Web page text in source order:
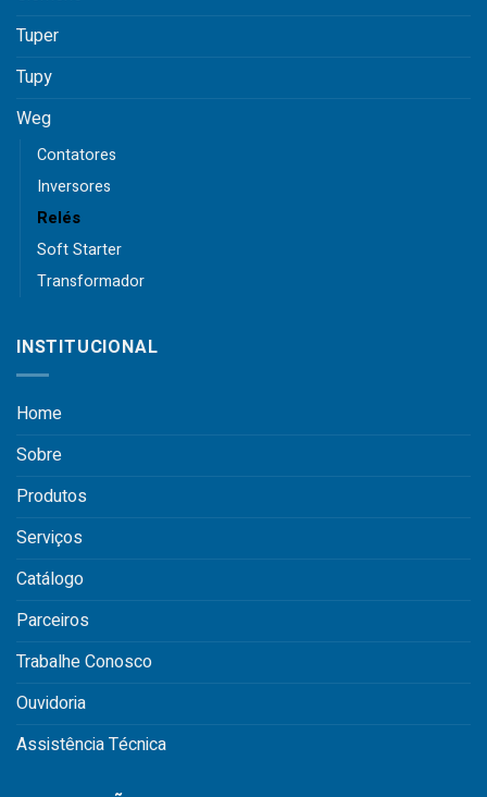
Tuper
Tupy
Weg
Contatores
Inversores
Relés
Soft Starter
Transformador
INSTITUCIONAL
Home
Sobre
Produtos
Serviços
Catálogo
Parceiros
Trabalhe Conosco
Ouvidoria
Assistência Técnica